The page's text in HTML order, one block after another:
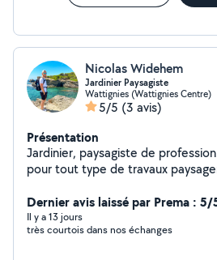
Nicolas Widehem
Jardinier Paysagiste
Wattignies (Wattignies Centre)
5/5 (3 avis)
Présentation
Jardinier, paysagiste de
pour tout type de travaux
chauffage Taille, entretien ,
contacter.
Dernier avis laissé par Prema : 5/
Il y a 13 jours
très courtois dans nos échanges